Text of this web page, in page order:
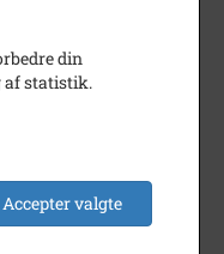
ved Munkholmbroen
din
af statistik.
Accepter valgte